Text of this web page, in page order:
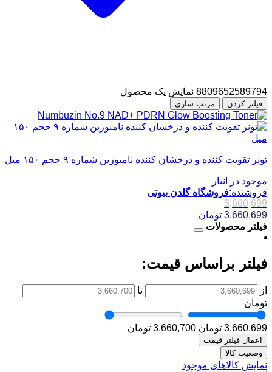
8809652589794 نمایش یک محصول
فیلتر کردن مرتب سازی
تونر تقویت کننده و درخشان کننده نامبوزین شماره ۹ حجم ۱۵۰ میل
موجود در انبار
فروشنده:فروشگاه گلدن بیوتی
3,660,699
3,660,699 تومان
فیلتر محصولات
فیلتر براساس قیمت:
از
تا
تومان
3,660,699 تومان 3,660,700 تومان
اعمال فیلتر قیمت
وضعیت کالا
نمایش کالاهای موجود